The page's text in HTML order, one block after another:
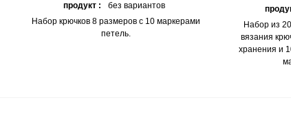
продукт :
без вариантов
Набор крючков 8 размеров с 10 маркерами
петель.
Набор из
вязания
хранения и